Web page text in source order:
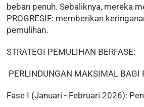
beban penuh. Sebaliknya, mereka
PROGRESIF: memberikan
pemulihan.
STRATEGI PEMULIHAN BERFASE:
PERLINDUNGAN MAKSIMAL BAGI
Fase I (Januari - Februari 2026):